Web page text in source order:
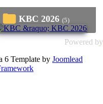
KBC 2026 (5)
Powered by
6 Template by Joomlead